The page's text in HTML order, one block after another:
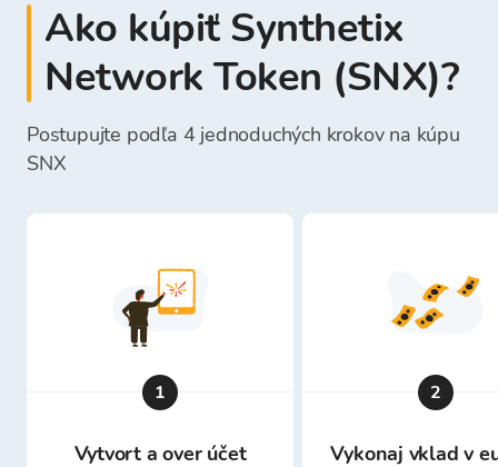
Ako kúpiť Synthetix
Network Token (SNX)?
Postupujte podľa 4 jednoduchých krokov na kúpu
SNX
1
Vytvort a over účet
2
Vykonaj vklad v